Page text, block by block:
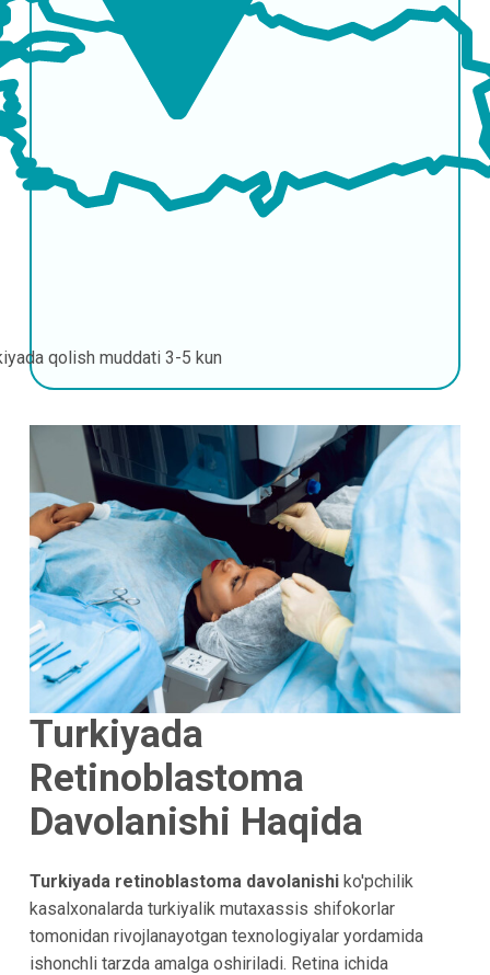
qolish muddati 3-5 kun
Turkiyada
Retinoblastoma
Davolanishi Haqida
Turkiyada retinoblastoma davolanishiko'pchilik
kasalxonalarda turkiyalik mutaxassis shifokorlar
tomonidan rivojlanayotgan texnologiyalar yordamida
ishonchli tarzda amalga oshiriladi. Retina ichida